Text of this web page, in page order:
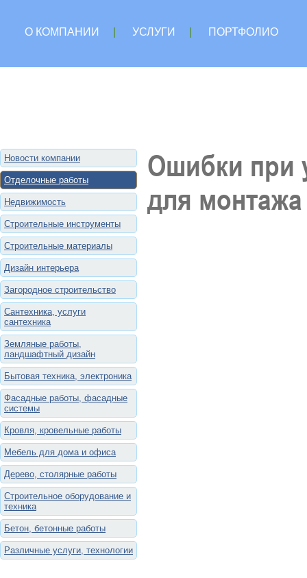
О КОМПАНИИ УСЛУГИ
ПОРТФОЛИО
Новости компании
Отделочные работы
Недвижимость
Строительные инструменты
Строительные материалы
Дизайн интерьера
Загородное строительство
Сантехника, услуги
сантехника
Земляные работы,
ландшафтный дизайн
Бытовая техника, электроника
Фасадные работы, фасадные
системы
Кровля, кровельные работы
Мебель для дома и офиса
Дерево, столярные работы
Строительное оборудование и
техника
Бетон, бетонные работы
Различные услуги, технологии
Ошибки при
для монтажа